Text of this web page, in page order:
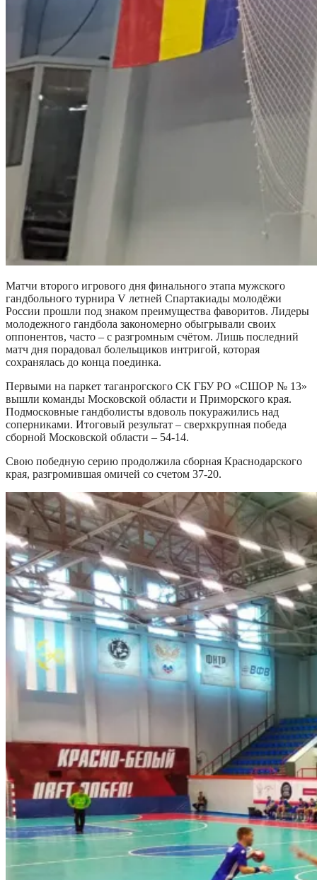
Матчи второго игрового дня финального этапа мужского
гандбольного турнира V летней Спартакиады молодёжи
России прошли под знаком преимущества фаворитов. Лидеры
молодежного гандбола закономерно обыгрывали своих
оппонентов, часто – с разгромным счётом. Лишь последний
матч дня порадовал болельщиков интригой, которая
сохранялась до конца поединка.
Первыми на паркет таганрогского СК ГБУ РО «СШОР № 13»
вышли команды Московской области и Приморского края.
Подмосковные гандболисты вдоволь покуражились над
соперниками. Итоговый результат – сверхкрупная победа
сборной Московской области – 54-14.
Свою победную серию продолжила сборная Краснодарского
края, разгромившая омичей со счетом 37-20.